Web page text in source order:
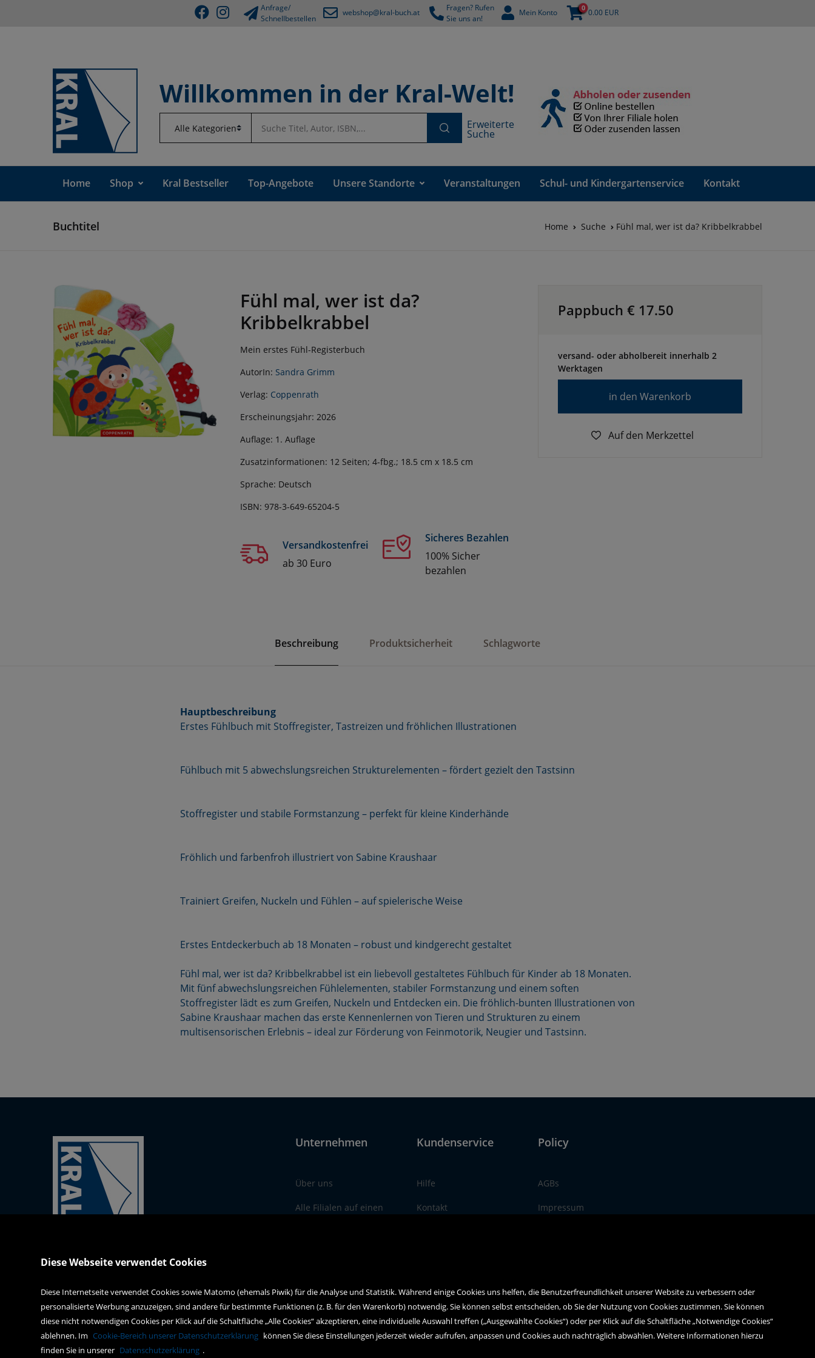
Anfrage/
Schnellbestellen
webshop@kral-buch.at
Fragen? Rufen
Sie uns an!
Mein Konto 0 0.00EUR
Willkommen in der Kral-Welt!
Erweiterte
Suche
Home Shop Kral Bestseller Top-Angebote Unsere Standorte Veranstaltungen Schul- und Kindergartenservice Kontakt
Buchtitel Home Suche Fühl mal, wer ist da? Kribbelkrabbel
Fühl mal, wer ist da?
Kribbelkrabbel
Mein erstes Fühl-Registerbuch
AutorIn: Sandra Grimm
Verlag: Coppenrath
Erscheinungsjahr: 2026
Auflage: 1. Auflage
Zusatzinformationen: 12 Seiten; 4-fbg.; 18.5 cm x 18.5 cm
Sprache: Deutsch
ISBN: 978-3-649-65204-5
Versandkostenfrei
ab 30 Euro
Sicheres Bezahlen
100% Sicher
bezahlen
Pappbuch € 17.50
versand- oder abholbereit innerhalb 2
Werktagen
in den Warenkorb
Auf den Merkzettel
Beschreibung Produktsicherheit Schlagworte
Hauptbeschreibung
Erstes Fühlbuch mit Stoffregister, Tastreizen und fröhlichen Illustrationen
Fühlbuch mit 5 abwechslungsreichen Strukturelementen – fördert gezielt den Tastsinn
Stoffregister und stabile Formstanzung – perfekt für kleine Kinderhände
Fröhlich und farbenfroh illustriert von Sabine Kraushaar
Trainiert Greifen, Nuckeln und Fühlen – auf spielerische Weise
Erstes Entdeckerbuch ab 18 Monaten – robust und kindgerecht gestaltet
Fühl mal, wer ist da? Kribbelkrabbel ist ein liebevoll gestaltetes Fühlbuch für Kinder ab 18 Monaten.
Mit fünf abwechslungsreichen Fühlelementen, stabiler Formstanzung und einem soften
Stoffregister lädt es zum Greifen, Nuckeln und Entdecken ein. Die fröhlich-bunten Illustrationen von
Sabine Kraushaar machen das erste Kennenlernen von Tieren und Strukturen zu einem
multisensorischen Erlebnis – ideal zur Förderung von Feinmotorik, Neugier und Tastsinn.
Gabrielerstrasse 171
webshop@kral-buch.at
+43 2236 47834
Unternehmen
Über uns
Alle Filialen auf einen
Kundenservice
Hilfe
Kontakt
Policy
AGBs
Impressum
Diese Webseite verwendet Cookies
Diese Internetseite verwendet Cookies sowie Matomo (ehemals Piwik) für die Analyse und Statistik. Während einige Cookies uns helfen, die Benutzerfreundlichkeit unserer Website zu verbessern oder
personalisierte Werbung anzuzeigen, sind andere für bestimmte Funktionen (z. B. für den Warenkorb) notwendig. Sie können selbst entscheiden, ob Sie der Nutzung von Cookies zustimmen. Sie können
diese nicht notwendigen Cookies per Klick auf die Schaltfläche „Alle Cookies“ akzeptieren, eine individuelle Auswahl treffen („Ausgewählte Cookies“) oder per Klick auf die Schaltfläche „Notwendige Cookies“
ablehnen. Im Cookie-Bereich unserer Datenschutzerklärung können Sie diese Einstellungen jederzeit wieder aufrufen, anpassen und Cookies auch nachträglich abwählen. Weitere Informationen hierzu
finden Sie in unserer Datenschutzerklärung .